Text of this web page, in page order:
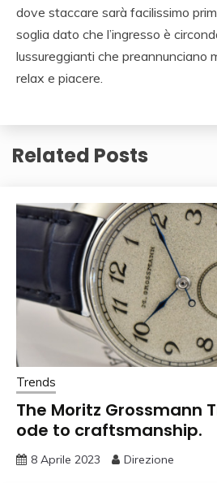
dove staccare sarà facilissimo
soglia dato che l’ingresso è
lussureggianti che preannunciano
relax e piacere.
Related Posts
Trends
The Moritz Grossmann
ode to craftsmanship.
8 Aprile 2023 Direzione